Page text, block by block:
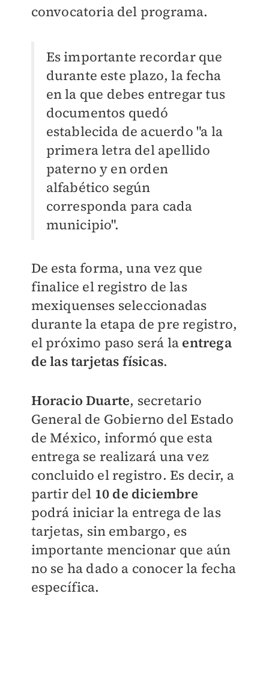
convocatoria del programa.
Es importante recordar que
durante este plazo, la fecha
en la que debes entregar tus
documentos quedó
establecida de acuerdo "a la
primera letra del apellido
paterno y en orden
alfabético según
corresponda para cada
municipio".
De esta forma, una vez que
finalice el registro de las
mexiquenses seleccionadas
durante la etapa de pre registro,
el próximo paso será la entrega
de las tarjetas físicas.
Horacio Duarte, secretario
General de Gobierno del Estado
de México, informó que esta
entrega se realizará una vez
concluido el registro. Es decir, a
partir del 10 de diciembre
podrá iniciar la entrega de las
tarjetas, sin embargo, es
importante mencionar que aún
no se ha dado a conocer la fecha
específica.